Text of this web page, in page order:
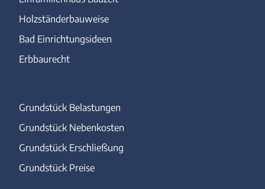
Holzständerbauweise
Bad Einrichtungsideen
Erbbaurecht
Grundstück Belastungen
Grundstück Nebenkosten
Grundstück Erschließung
Grundstück Preise